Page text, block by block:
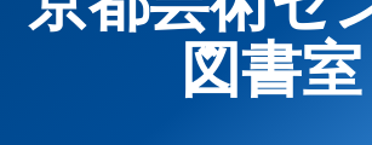
図書室